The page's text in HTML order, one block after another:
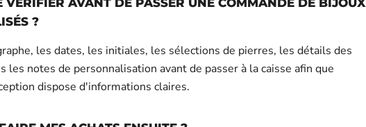
?
les dates, les initiales, les sélections de pierres, les détails des
les notes de personnalisation avant de passer à la caisse afin que
dispose d'informations claires.